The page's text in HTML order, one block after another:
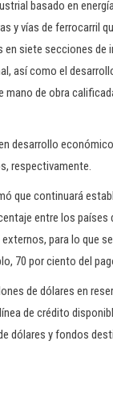
basado en
y vías de ferrocarril
en siete secciones
así como el
de obra
desarrollo
respectivamente.
que continuará
entre los
para lo que
70 por ciento del
de dólares en
de crédito
dólares y fondos